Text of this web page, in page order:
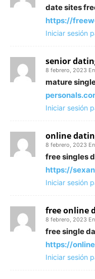
date sites
https://
Iniciar sesión
senior
8 febrero, 2023
mature
Iniciar sesión
online
8 febrero, 2023
free singles
https://
Iniciar sesión
free online
8 febrero, 2023
free single
https://
Iniciar sesión